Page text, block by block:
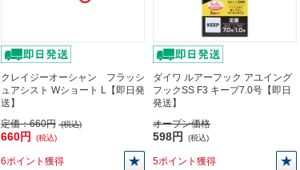
クレイジーオーシャン フラッシ
ュアシスト Wショート L【即日発
送】
定価：660円 (税込)
660円 (税込)
6ポイント獲得
ダイワ ルアーフック アユイング
フックSS F3 キープ7.0号【即日
発送】
オープン価格
598円 (税込)
5ポイント獲得